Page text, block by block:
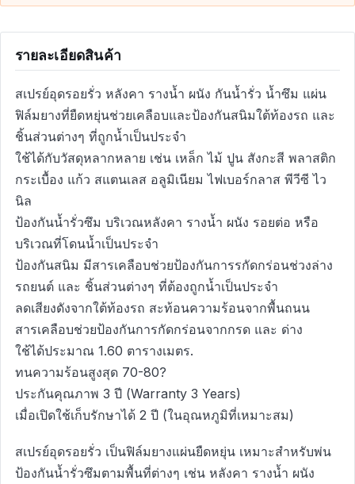
รายละเอียดสินค้า
สเปรย์อุดรอยรั่ว หลังคา รางน้ำ ผนัง กันน้ำรั่ว น้ำซึม แผ่น
ฟิล์มยางที่ยืดหยุ่นช่วยเคลือบและป้องกันสนิมใต้ท้องรถ และ
ชิ้นส่วนต่างๆ ที่ถูกน้ำเป็นประจำ
ใช้ได้กับวัสดุหลากหลาย เช่น เหล็ก ไม้ ปูน สังกะสี พลาสติก
กระเบื้อง แก้ว สแตนเลส อลูมิเนียม ไฟเบอร์กลาส พีวีซี ไว
นิล
ป้องกันน้ำรั่วซึม บริเวณหลังคา รางน้ำ ผนัง รอยต่อ หรือ
บริเวณที่โดนน้ำเป็นประจำ
ป้องกันสนิม มีสารเคลือบช่วยป้องกันการรกัดกร่อนช่วงล่าง
รถยนต์ และ ชิ้นส่วนต่างๆ ที่ต้องถูกน้ำเป็นประจำ
ลดเสียงดังจากใต้ท้องรถ สะท้อนความร้อนจากพื้นถนน
สารเคลือบช่วยป้องกันการกัดกร่อนจากกรด และ ด่าง
ใช้ได้ประมาณ 1.60 ตารางเมตร.
ทนความร้อนสูงสุด 70-80?
ประกันคุณภาพ 3 ปี (Warranty 3 Years)
เมื่อเปิดใช้เก็บรักษาได้ 2 ปี (ในอุณหภูมิที่เหมาะสม)
สเปรย์อุดรอยรั่ว เป็นฟิล์มยางแผ่นยืดหยุ่น เหมาะสำหรับพ่น
ป้องกันน้ำรั่วซึมตามพื้นที่ต่างๆ เช่น หลังคา รางน้ำ ผนัง